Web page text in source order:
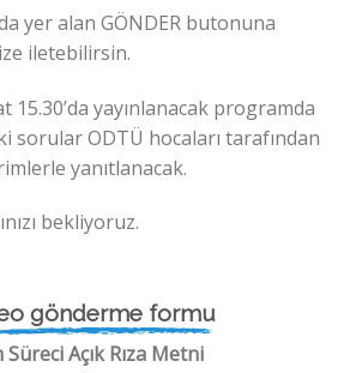
yer alan GÖNDER butonuna
iletebilirsin.
15.30’da yayınlanacak programda
sorular ODTÜ hocaları tarafından
yanıtlanacak.
bekliyoruz.
gönderme formu
Açık Rıza Metni